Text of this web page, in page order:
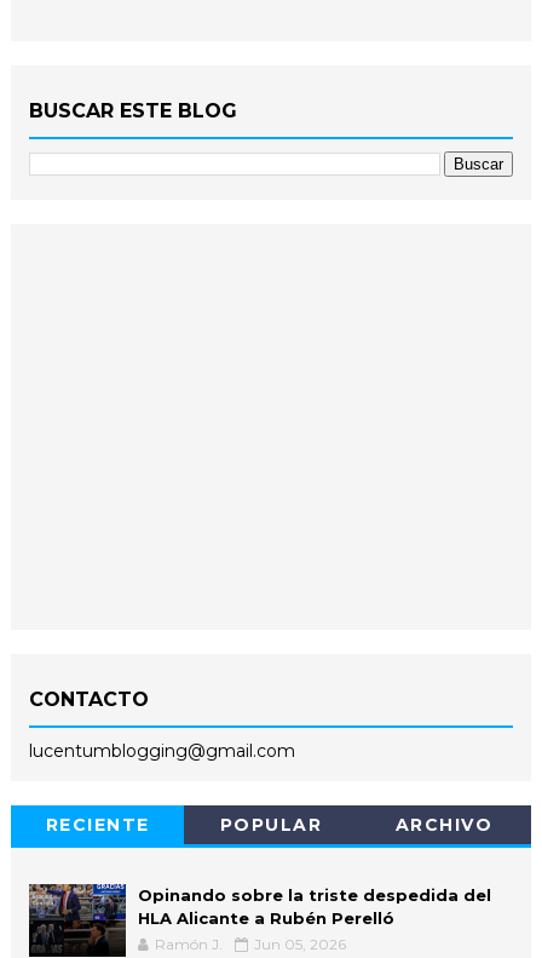
BUSCAR ESTE BLOG
CONTACTO
lucentumblogging@gmail.com
RECIENTE POPULAR ARCHIVO
Opinando sobre la triste despedida del
HLA Alicante a Rubén Perelló
Ramón J. Jun 05, 2026